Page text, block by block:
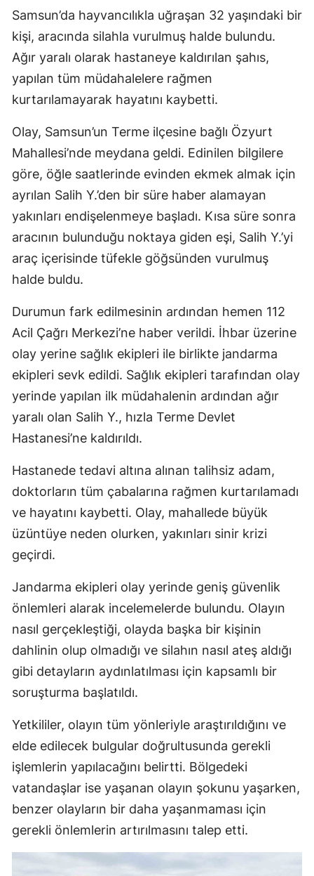
Samsun’da hayvancılıkla uğraşan 32 yaşındaki bir
kişi, aracında silahla vurulmuş halde bulundu.
Ağır yaralı olarak hastaneye kaldırılan şahıs,
yapılan tüm müdahalelere rağmen
kurtarılamayarak hayatını kaybetti.
Olay, Samsun’un Terme ilçesine bağlı Özyurt
Mahallesi’nde meydana geldi. Edinilen bilgilere
göre, öğle saatlerinde evinden ekmek almak için
ayrılan Salih Y.’den bir süre haber alamayan
yakınları endişelenmeye başladı. Kısa süre sonra
aracının bulunduğu noktaya giden eşi, Salih Y.’yi
araç içerisinde tüfekle göğsünden vurulmuş
halde buldu.
Durumun fark edilmesinin ardından hemen 112
Acil Çağrı Merkezi’ne haber verildi. İhbar üzerine
olay yerine sağlık ekipleri ile birlikte jandarma
ekipleri sevk edildi. Sağlık ekipleri tarafından olay
yerinde yapılan ilk müdahalenin ardından ağır
yaralı olan Salih Y., hızla Terme Devlet
Hastanesi’ne kaldırıldı.
Hastanede tedavi altına alınan talihsiz adam,
doktorların tüm çabalarına rağmen kurtarılamadı
ve hayatını kaybetti. Olay, mahallede büyük
üzüntüye neden olurken, yakınları sinir krizi
geçirdi.
Jandarma ekipleri olay yerinde geniş güvenlik
önlemleri alarak incelemelerde bulundu. Olayın
nasıl gerçekleştiği, olayda başka bir kişinin
dahlinin olup olmadığı ve silahın nasıl ateş aldığı
gibi detayların aydınlatılması için kapsamlı bir
soruşturma başlatıldı.
Yetkililer, olayın tüm yönleriyle araştırıldığını ve
elde edilecek bulgular doğrultusunda gerekli
işlemlerin yapılacağını belirtti. Bölgedeki
vatandaşlar ise yaşanan olayın şokunu yaşarken,
benzer olayların bir daha yaşanmaması için
gerekli önlemlerin artırılmasını talep etti.